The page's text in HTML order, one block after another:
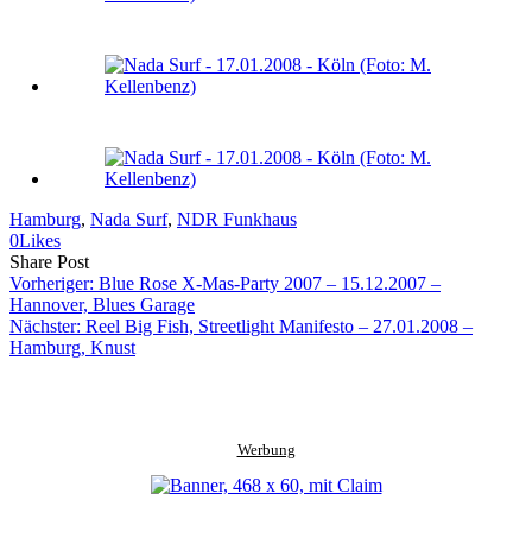
Hamburg, Nada Surf, NDR Funkhaus
0Likes
Share PostShare
on
Facebook
Copy
URL
to
clipboard
Send
Link
via
eMail
Vorheriger: Blue Rose X-Mas-Party 2007 – 15.12.2007 –
Hannover, Blues Garage
Nächster: Reel Big Fish, Streetlight Manifesto – 27.01.2008 –
Hamburg, Knust
Werbung